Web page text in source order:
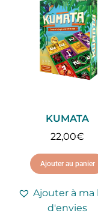
KUMATA
22,00€
Ajouter au panier
Ajouter à ma
d'envies